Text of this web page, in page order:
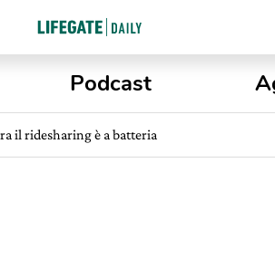
Podcast
il ridesharing è a batteria